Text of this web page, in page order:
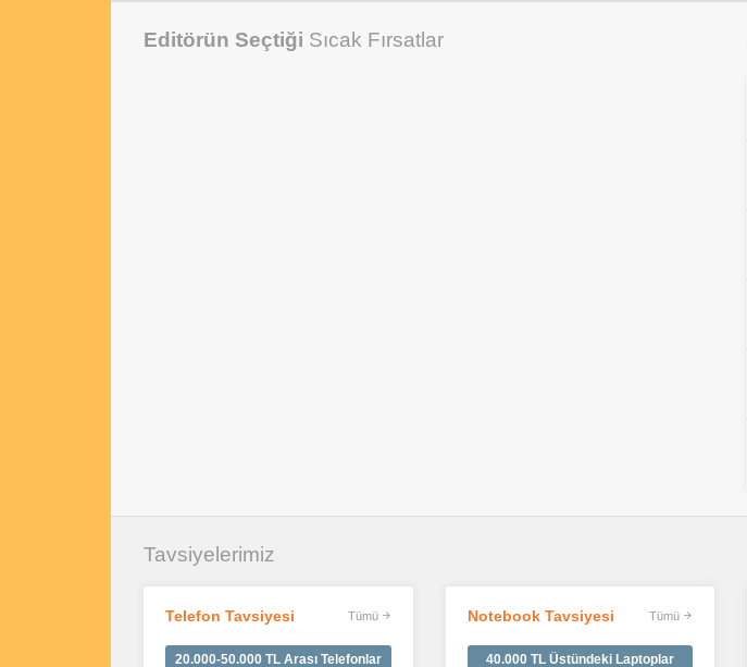
Editörün Seçtiği Sıcak Fırsatlar
Tavsiyelerimiz
Telefon Tavsiyesi Tümü
20.000-50.000 TL Arası Telefonlar
Notebook Tavsiyesi Tümü
40.000 TL Üstündeki Laptoplar